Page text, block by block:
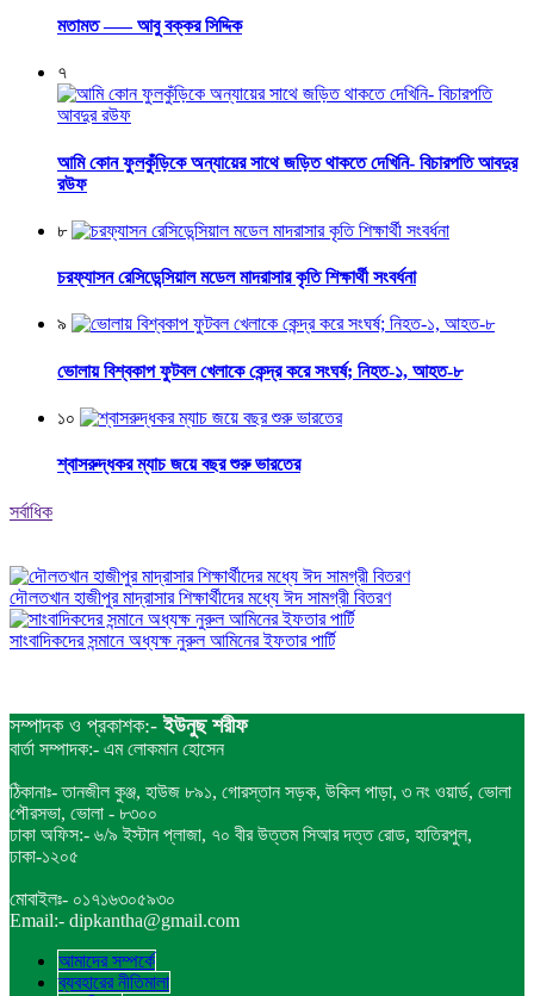
মতামত —– আবু বক্কর সিদ্দিক
৭
আমি কোন ফুলকুঁড়িকে অন্যায়ের সাথে জড়িত থাকতে দেখিনি- বিচারপতি আবদুর
রউফ
৮
চরফ্যাসন রেসিডেন্সিয়াল মডেল মাদরাসার কৃতি শিক্ষার্থী সংবর্ধনা
৯
ভোলায় বিশ্বকাপ ফুটবল খেলাকে কেন্দ্র করে সংঘর্ষ; নিহত-১, আহত-৮
১০
শ্বাসরুদ্ধকর ম্যাচ জয়ে বছর শুরু ভারতের
সর্বাধিক
দৌলতখান হাজীপুর মাদ্রাসার শিক্ষার্থীদের মধ্যে ঈদ সামগ্রী বিতরণ
সাংবাদিকদের সন্মানে অধ্যক্ষ নুরুল আমিনের ইফতার পার্টি
সম্পাদক ও প্রকাশক:-ইউনুছ শরীফ
বার্তা সম্পাদক:- এম লোকমান হোসেন
ঠিকানাঃ- তানজীল কুঞ্জ, হাউজ ৮৯১, গোরস্তান সড়ক, উকিল পাড়া, ৩ নং ওয়ার্ড, ভোলা
পৌরসভা, ভোলা - ৮৩০০
ঢাকা অফিস:- ৬/৯ ইস্টান প্লাজা, ৭০ বীর উত্তম সিআর দত্ত রোড, হাতিরপুল,
ঢাকা-১২০৫
মোবাইলঃ- ০১৭১৬৩০৫৯৩০
Email:- dipkantha@gmail.com
আমাদের সম্পর্কে
ব্যবহারের নীতিমালা